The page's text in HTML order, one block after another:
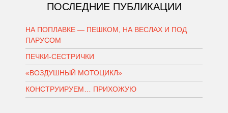
ПОСЛЕДНИЕ ПУБЛИКАЦИИ
НА ПОПЛАВКЕ — ПЕШКОМ, НА ВЕСЛАХ И ПОД
ПАРУСОМ
ПЕЧКИ-СЕСТРИЧКИ
«ВОЗДУШНЫЙ МОТОЦИКЛ»
КОНСТРУИРУЕМ… ПРИХОЖУЮ